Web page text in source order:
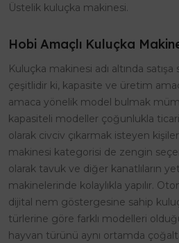
Üstelik kuluçka makinesi.
Hobi Amaçlı Kuluçka
Kuluçka makinesi adı altında
çeşitlidir ki, kapasite ve üretim
amaca yönelik model bulmak
kapasiteli modeller çoğunlukla ticari
olarak civciv çıkarmak isteyen
makinesi kategorisi de zengin
olarak tavuk ve diğer kanatlıların
makinelerinde kolaylıkla yapılır.
dijital nem göstergesine sahip
türlerine göre farklı modelleri
hayvan türünü aynı ortamda